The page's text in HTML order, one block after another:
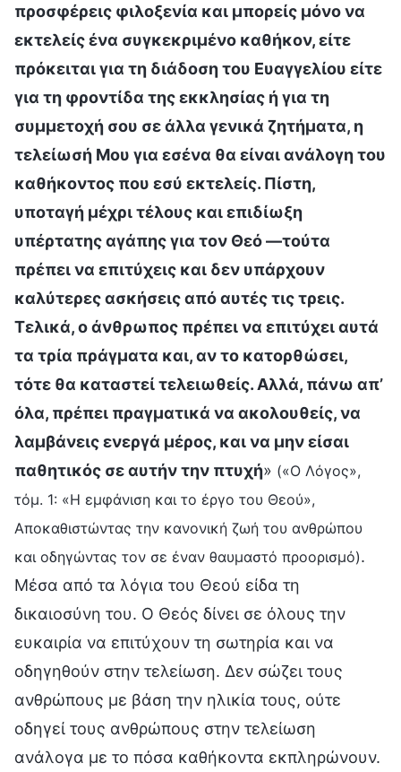
προσφέρεις φιλοξενία και μπορείς μόνο να
εκτελείς ένα συγκεκριμένο καθήκον, είτε
πρόκειται για τη διάδοση του Ευαγγελίου είτε
για τη φροντίδα της εκκλησίας ή για τη
συμμετοχή σου σε άλλα γενικά ζητήματα, η
τελείωσή Μου για εσένα θα είναι ανάλογη του
καθήκοντος που εσύ εκτελείς. Πίστη,
υποταγή μέχρι τέλους και επιδίωξη
υπέρτατης αγάπης για τον Θεό —τούτα
πρέπει να επιτύχεις και δεν υπάρχουν
καλύτερες ασκήσεις από αυτές τις τρεις.
Τελικά, ο άνθρωπος πρέπει να επιτύχει αυτά
τα τρία πράγματα και, αν το κατορθώσει,
τότε θα καταστεί τελειωθείς. Αλλά, πάνω απ’
όλα, πρέπει πραγματικά να ακολουθείς, να
λαμβάνεις ενεργά μέρος, και να μην είσαι
παθητικός σε αυτήν την πτυχή» («Ο Λόγος»,
τόμ. 1: «Η εμφάνιση και το έργο του Θεού»,
Αποκαθιστώντας την κανονική ζωή του ανθρώπου
και οδηγώντας τον σε έναν θαυμαστό προορισμό).
Μέσα από τα λόγια του Θεού είδα τη
δικαιοσύνη του. Ο Θεός δίνει σε όλους την
ευκαιρία να επιτύχουν τη σωτηρία και να
οδηγηθούν στην τελείωση. Δεν σώζει τους
ανθρώπους με βάση την ηλικία τους, ούτε
οδηγεί τους ανθρώπους στην τελείωση
ανάλογα με το πόσα καθήκοντα εκπληρώνουν.